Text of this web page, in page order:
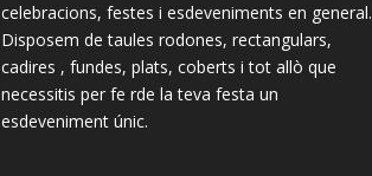
celebracions, festes i esdeveniments en general.
Disposem de taules rodones, rectangulars,
cadires , fundes, plats, coberts i tot allò que
necessitis per fe rde la teva festa un
esdeveniment únic.